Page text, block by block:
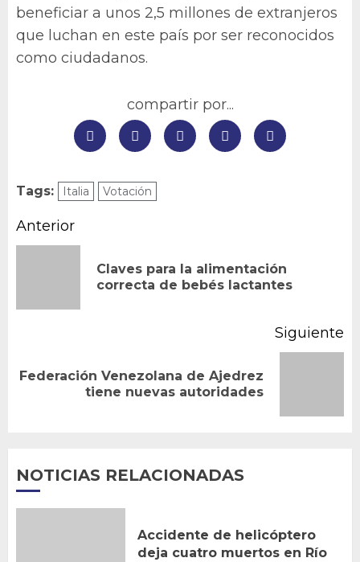
beneficiar a unos 2,5 millones de extranjeros
que luchan en este país por ser reconocidos
como ciudadanos.
compartir por...
Tags: Italia Votación
Navegación
entradas
Anterior
Claves para la alimentación
correcta de bebés lactantes
Siguiente
Siguiente
Federación Venezolana de Ajedrez
tiene nuevas autoridades
NOTICIAS RELACIONADAS
Accidente de helicóptero
deja cuatro muertos en Río